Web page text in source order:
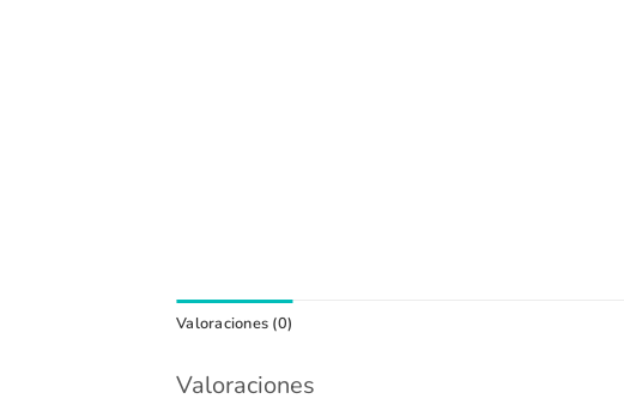
Valoraciones (0)
Valoraciones